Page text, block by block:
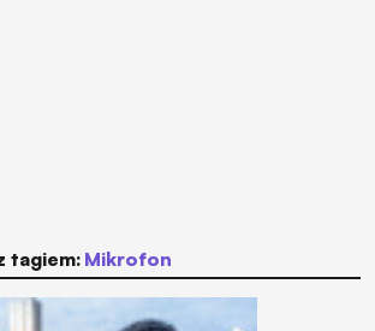
tagiem: mikrofon